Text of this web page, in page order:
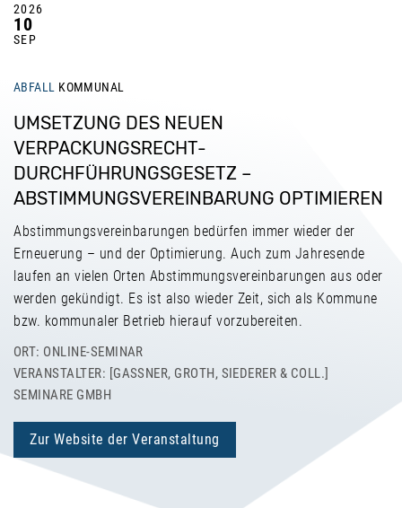
2026
10
SEP
ABFALL KOMMUNAL
UMSETZUNG DES NEUEN
VERPACKUNGSRECHT-
DURCHFÜHRUNGSGESETZ –
ABSTIMMUNGSVEREINBARUNG OPTIMIEREN
Abstimmungsvereinbarungen bedürfen immer wieder der
Erneuerung – und der Optimierung. Auch zum Jahresende
laufen an vielen Orten Abstimmungsvereinbarungen aus oder
werden gekündigt. Es ist also wieder Zeit, sich als Kommune
bzw. kommunaler Betrieb hierauf vorzubereiten.
ORT: ONLINE-SEMINAR
VERANSTALTER: [GASSNER, GROTH, SIEDERER & COLL.] S
EMINARE GMBH
Zur Website der Veranstaltung